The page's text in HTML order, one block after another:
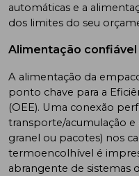
automáticas e a
dos limites do seu
Alimentação confiável
A alimentação da
ponto chave para a
(OEE). Uma conexão
transporte/acumulação e
granel ou pacotes) nos
termoencolhível é
abrangente de sistemas